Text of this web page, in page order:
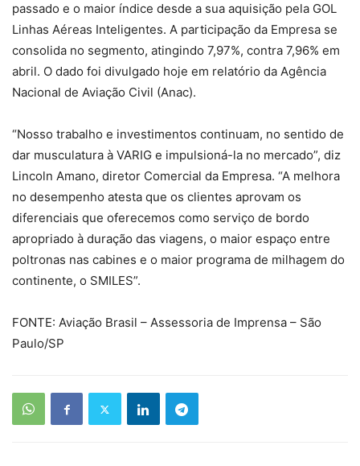
passado e o maior índice desde a sua aquisição pela GOL
Linhas Aéreas Inteligentes. A participação da Empresa se
consolida no segmento, atingindo 7,97%, contra 7,96% em
abril. O dado foi divulgado hoje em relatório da Agência
Nacional de Aviação Civil (Anac).
“Nosso trabalho e investimentos continuam, no sentido de
dar musculatura à VARIG e impulsioná-la no mercado”, diz
Lincoln Amano, diretor Comercial da Empresa. “A melhora
no desempenho atesta que os clientes aprovam os
diferenciais que oferecemos como serviço de bordo
apropriado à duração das viagens, o maior espaço entre
poltronas nas cabines e o maior programa de milhagem do
continente, o SMILES”.
FONTE: Aviação Brasil – Assessoria de Imprensa – São
Paulo/SP